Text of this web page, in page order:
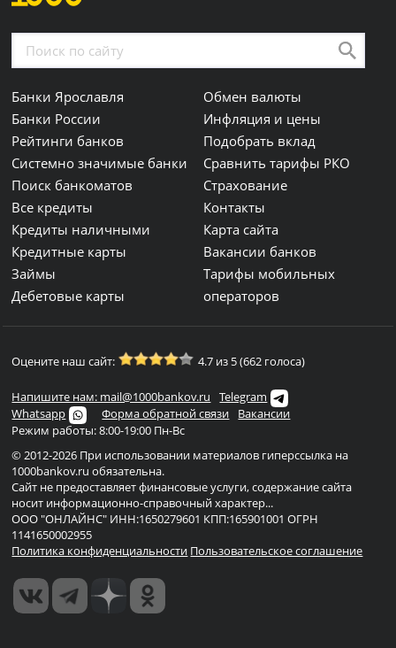
Банки Ярославля
Банки России
Рейтинги банков
Системно значимые банки
Поиск банкоматов
Все кредиты
Кредиты наличными
Кредитные карты
Займы
Дебетовые карты
Обмен валюты
Инфляция и цены
Подобрать вклад
Сравнить тарифы РКО
Страхование
Контакты
Карта сайта
Вакансии банков
Тарифы мобильных
операторов
Оцените наш сайт: 4.7 из 5 (662 голоса)
Напишите нам: mail@1000bankov.ru
Telegram
Whatsapp
Форма обратной связи
Вакансии
Режим работы: 8:00-19:00 Пн-Вс
© 2012-2026 При использовании материалов гиперссылка на
1000bankov.ru обязательна.
Сайт не предоставляет финансовые услуги, содержание сайта
носит информационно-справочный характер...
ООО "ОНЛАЙНС" ИНН:1650279601 КПП:165901001 ОГРН
1141650002955
Политика конфиденциальности Пользовательское соглашение